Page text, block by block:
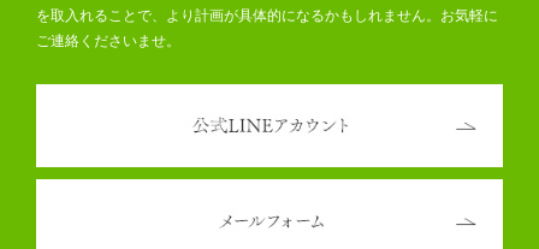
を取入れることで、より計画が具体的になるかもしれません。お気軽に
ご連絡くださいませ。